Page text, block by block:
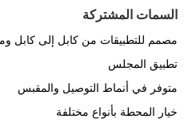
السمات المشتركة
مصمم للتطبيقات من كابل إلى كابل
تطبيق المجلس
متوفر في أنماط التوصيل والمقبس
خيار المحطة بأنواع مختلفة